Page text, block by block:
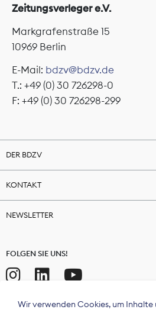
Zeitungsverleger e.V.
Markgrafenstraße 15
10969 Berlin
E-Mail: bdzv@bdzv.de
T.: +49 (0) 30 726298-0
F: +49 (0) 30 726298-299
DER BDZV
KONTAKT
NEWSLETTER
FOLGEN SIE UNS!
Wir verwenden Cookies, um Inhalte